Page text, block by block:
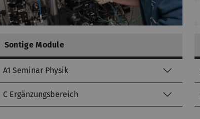
Sontige Module
A1 Seminar Physik
C Ergänzungsbereich